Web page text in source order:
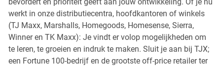
werkt in onze distributiecentra, hoofdkantoren of winkels
(TJ Maxx, Marshalls, Homegoods, Homesense, Sierra,
Winner en TK Maxx): Je vindt er volop mogelijkheden om
te leren, te groeien en indruk te maken. Sluit je aan bij TJX;
een Fortune 100-bedrijf en de grootste off-price retailer ter